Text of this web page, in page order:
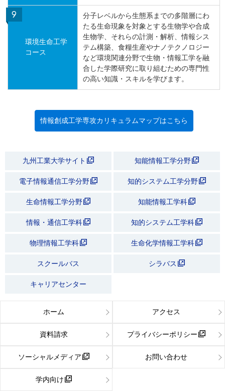
環境生命工学
コース
分子レベルから生態系までの多階層にわ
たる生命現象を対象とする生物学や合成
生物学、それらの計測・解析、情報シス
テム構築、食糧生産やナノテクノロジー
など環境関連分野で生物・情報工学を融
合した学際研究に取り組むための専門性
の高い知識・スキルを学びます。
情報創成工学専攻カリキュラムマップはこちら
九州工業大学サイト 知能情報工学分野
電子情報通信工学分野 知的システム工学分野
生命情報工学分野 知能情報工学科
情報・通信工学科 知的システム工学科
物理情報工学科 生命化学情報工学科
スクールバス シラバス
キャリアセンター
ホーム アクセス
資料請求 プライバシーポリシー
ソーシャルメディア お問い合わせ
学内向け